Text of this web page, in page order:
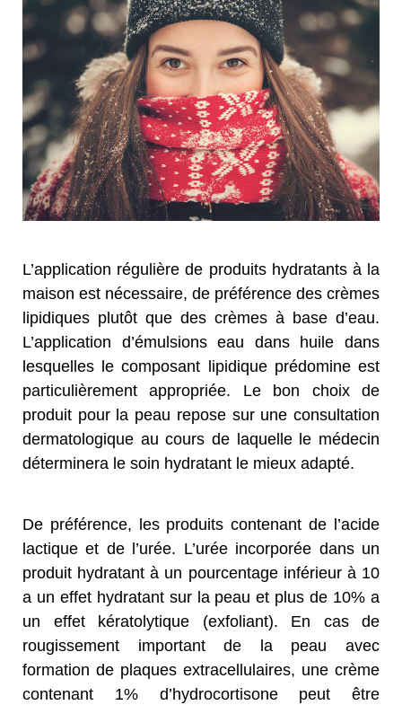
L’application régulière de produits hydratants à la
maison est nécessaire, de préférence des crèmes
lipidiques plutôt que des crèmes à base d’eau.
L’application d’émulsions eau dans huile dans
lesquelles le composant lipidique prédomine est
particulièrement appropriée. Le bon choix de
produit pour la peau repose sur une consultation
dermatologique au cours de laquelle le médecin
déterminera le soin hydratant le mieux adapté.
De préférence, les produits contenant de l’acide
lactique et de l’urée. L’urée incorporée dans un
produit hydratant à un pourcentage inférieur à 10
a un effet hydratant sur la peau et plus de 10% a
un effet kératolytique (exfoliant). En cas de
rougissement important de la peau avec
formation de plaques extracellulaires, une crème
contenant 1% d’hydrocortisone peut être